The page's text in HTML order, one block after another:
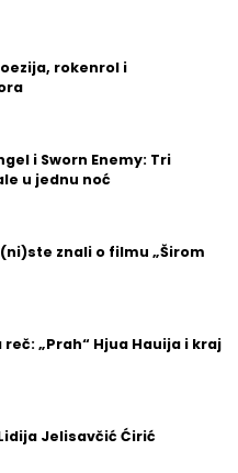
rokenrol i
i Sworn Enemy: Tri
u jednu noć
znali o filmu „Širom
„Prah“ Hjua Hauija i kraj
Lidija Jelisavčić Ćirić